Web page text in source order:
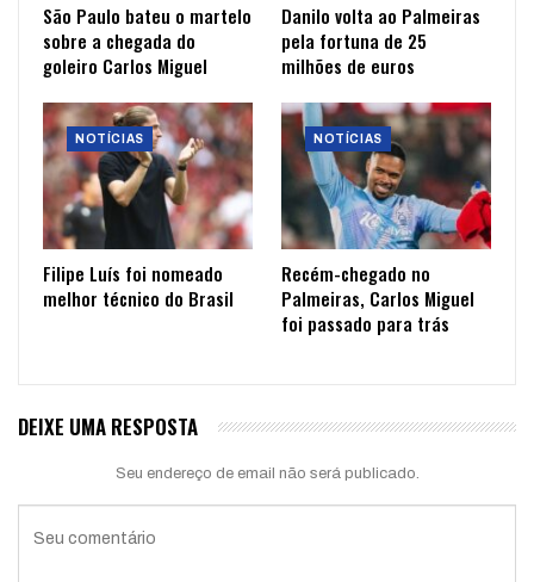
São Paulo bateu o martelo
sobre a chegada do
goleiro Carlos Miguel
Danilo volta ao Palmeiras
pela fortuna de 25
milhões de euros
NOTÍCIAS
Filipe Luís foi nomeado
melhor técnico do Brasil
NOTÍCIAS
Recém-chegado no
Palmeiras, Carlos Miguel
foi passado para trás
DEIXE UMA RESPOSTA
Seu endereço de email não será publicado.